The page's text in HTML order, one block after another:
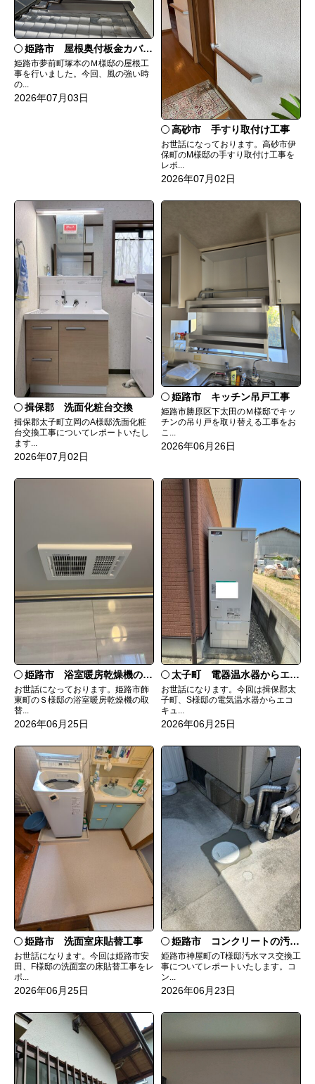
姫路市 屋根奥付板金カバー工事
姫路市夢前町塚本のＭ様邸の屋根工
事を行いました。今回、風の強い時
の...
2026年07月03日
高砂市 手すり取付け工事
お世話になっております。高砂市伊
保町のM様邸の手すり取付け工事を
レポ...
2026年07月02日
揖保郡 洗面化粧台交換
揖保郡太子町立岡のA様邸洗面化粧
台交換工事についてレポートいたし
ます...
2026年07月02日
姫路市 キッチン吊戸工事
姫路市勝原区下太田のＭ様邸でキッ
チンの吊り戸を取り替える工事をお
こ...
2026年06月26日
姫路市 浴室暖房乾燥機の取替工事
お世話になっております。姫路市飾
東町のＳ様邸の浴室暖房乾燥機の取
替...
2026年06月25日
太子町 電器温水器からエコキュートへ取替
お世話になります。今回は揖保郡太
子町、S様邸の電気温水器からエコ
キュ...
2026年06月25日
姫路市 洗面室床貼替工事
お世話になります。今回は姫路市安
田、F様邸の洗面室の床貼替工事をレ
ポ...
2026年06月25日
姫路市 コンクリートの汚水マスを塩ビに
姫路市神屋町のT様邸汚水マス交換工
事についてレポートいたします。コ
ン...
2026年06月23日